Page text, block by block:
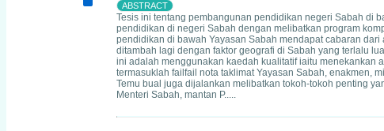
Tesis ini tentang pembangunan pendidikan negeri Sabah di
pendidikan di negeri Sabah dengan melibatkan program
pendidikan di bawah Yayasan Sabah mendapat cabaran
ditambah lagi dengan faktor geografi di Sabah yang terlalu
ini adalah menggunakan kaedah kualitatif iaitu menekankan
termasuklah failfail nota taklimat Yayasan Sabah, enakmen,
Temu bual juga dijalankan melibatkan tokoh-tokoh penting
Menteri Sabah, mantan P.....